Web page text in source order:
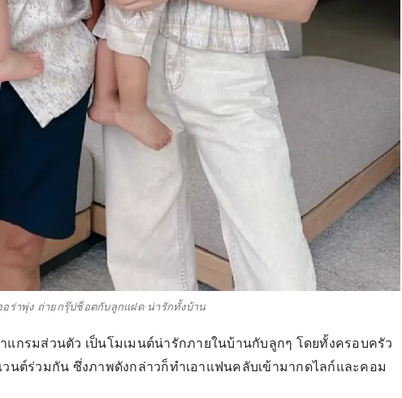
ร่าพุ่ง ถ่ายกรุ๊ปช็อตกับลูกแฝด น่ารักทั้งบ้าน
กรมส่วนตัว เป็นโมเมนต์น่ารักภายในบ้านกับลูกๆ โดยทั้งครอบครัว
นต์ร่วมกัน ซึ่งภาพดังกล่าวก็ทำเอาแฟนคลับเข้ามากดไลก์และคอม